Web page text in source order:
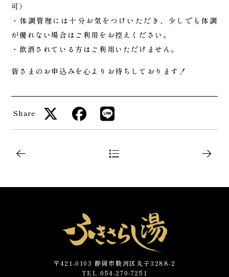
可）
・体調管理には十分お気をつけいただき、少しでも体調
が優れない場合はご利用をお控えください。
・飲酒されている方はご利用いただけません。
皆さまのお申込みを心よりお待ちしております！
Share
〒421-0103 静岡市駿河区丸子3288-2
TEL.054-270-7251